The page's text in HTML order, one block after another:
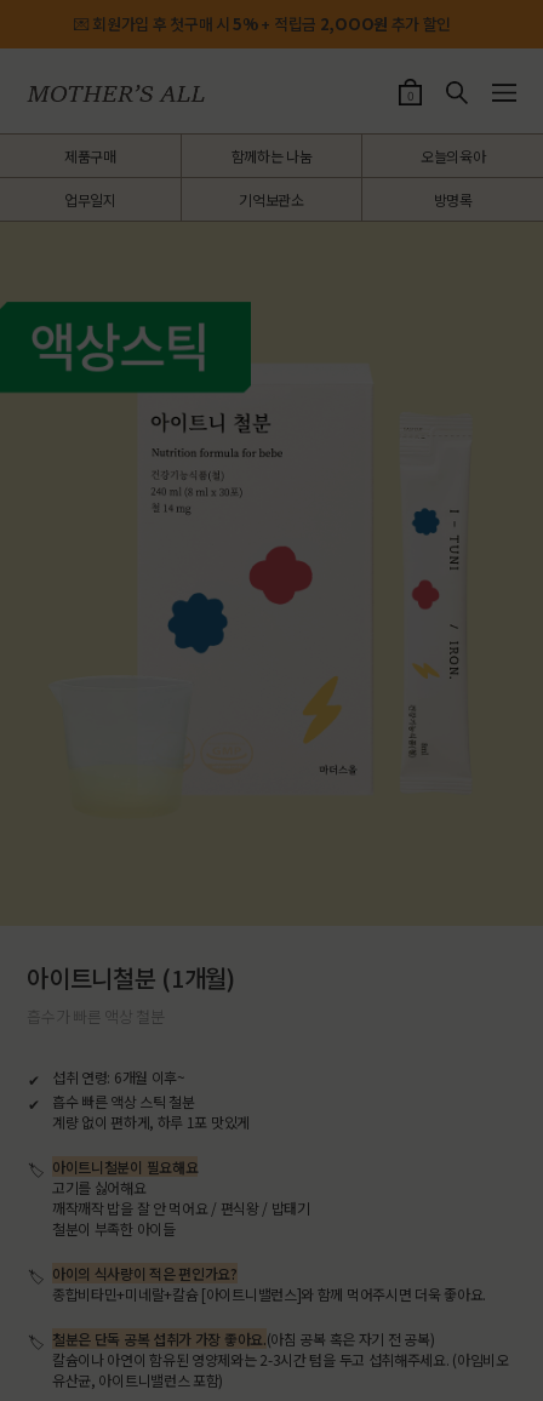
💌 회원가입 후 첫구매 시5%+ 적립금 2,OOO원 추가 할인
0
제품구매 함께하는 나눔 오늘의육아
업무일지 기억보관소 방명록
아이트니철분 (1개월)
흡수가 빠른 액상 철분
섭취 연령: 6개월 이후~
흡수 빠른 액상 스틱 철분
계량 없이 편하게, 하루 1포 맛있게
아이트니철분이 필요해요
고기를 싫어해요
깨작깨작 밥을 잘 안 먹어요 / 편식왕 / 밥태기
철분이 부족한 아이들
아이의 식사량이 적은 편인가요?
종합비타민+미네랄+칼슘 [아이트니밸런스]와 함께 먹어주시면 더욱 좋아요.
철분은 단독 공복 섭취가 가장 좋아요.(아침 공복 혹은 자기 전 공복)
칼슘이나 아연이 함유된 영양제와는 2-3시간 텀을 두고 섭취해주세요. (아임비오
유산균, 아이트니밸런스 포함)